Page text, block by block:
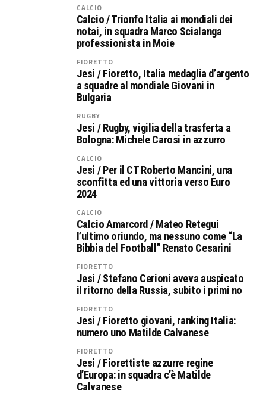
CALCIO
Calcio / Trionfo Italia ai mondiali dei
notai, in squadra Marco Scialanga
professionista in Moie
FIORETTO
Jesi / Fioretto, Italia medaglia d’argento
a squadre al mondiale Giovani in
Bulgaria
RUGBY
Jesi / Rugby, vigilia della trasferta a
Bologna: Michele Carosi in azzurro
CALCIO
Jesi / Per il CT Roberto Mancini, una
sconfitta ed una vittoria verso Euro
2024
CALCIO
Calcio Amarcord / Mateo Retegui
l’ultimo oriundo, ma nessuno come “La
Bibbia del Football” Renato Cesarini
FIORETTO
Jesi / Stefano Cerioni aveva auspicato
il ritorno della Russia, subito i primi no
FIORETTO
Jesi / Fioretto giovani, ranking Italia:
numero uno Matilde Calvanese
FIORETTO
Jesi / Fiorettiste azzurre regine
d’Europa: in squadra c’è Matilde
Calvanese